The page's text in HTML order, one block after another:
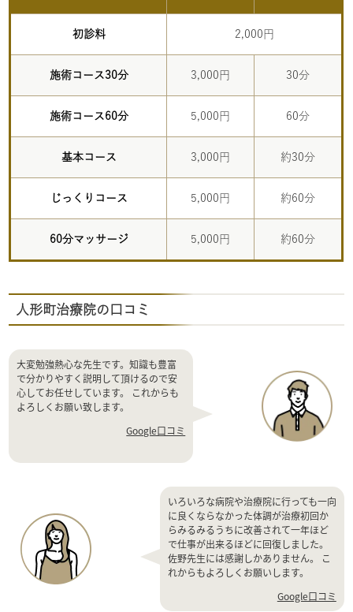
初診料 2,000円
施術コース30分 3,000円 30分
施術コース60分 5,000円 60分
基本コース 3,000円 約30分
じっくりコース 5,000円 約60分
60分マッサージ 5,000円 約60分
人形町治療院の口コミ
大変勉強熱心な先生です。知識も豊富
で分かりやすく説明して頂けるので安
心してお任せしています。 これからも
よろしくお願い致します。
Google口コミ
いろいろな病院や治療院に行っても一向
に良くならなかった体調が治療初回か
らみるみるうちに改善されて一年ほど
で仕事が出来るほどに回復しました。
佐野先生には感謝しかありません。 こ
れからもよろしくお願いします。
Google口コミ